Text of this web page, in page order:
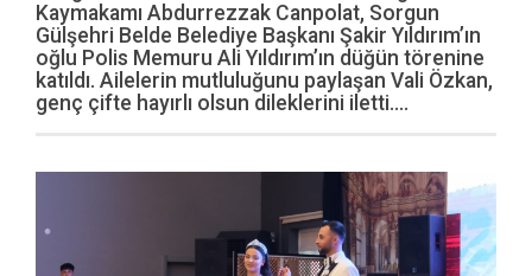
Kaymakamı Abdurrezzak Canpolat, Sorgun
Gülşehri Belde Belediye Başkanı Şakir Yıldırım’ın
oğlu Polis Memuru Ali Yıldırım’ın düğün törenine
katıldı. Ailelerin mutluluğunu paylaşan Vali Özkan,
genç çifte hayırlı olsun dileklerini iletti....